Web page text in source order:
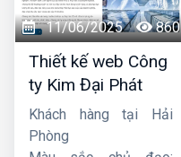
11/06/2025 860
Thiết kế web Công
ty Kim Đại Phát
Khách hàng tại Hải
Phòng